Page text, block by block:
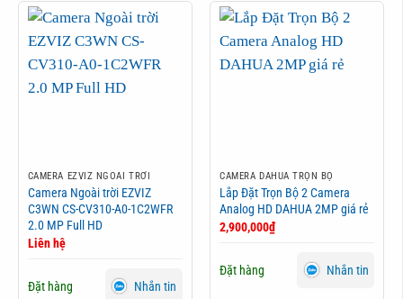
CAMERA EZVIZ NGOÀI TRỜI
Camera Ngoài trời EZVIZ
C3WN CS-CV310-A0-1C2WFR
2.0 MP Full HD
Liên hệ
Đặt hàng Nhắn tin
CAMERA DAHUA TRỌN BỘ
Lắp Đặt Trọn Bộ 2 Camera
Analog HD DAHUA 2MP giá rẻ
2,900,000₫
Đặt hàng Nhắn tin